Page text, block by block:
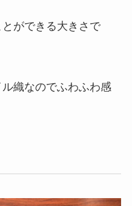
ができる大きさで
織なのでふわふわ感